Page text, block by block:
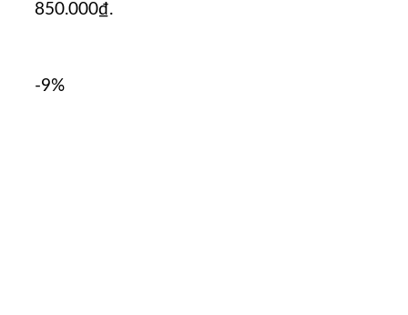
850.000₫.
-9%